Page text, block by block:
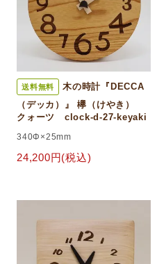
送料無料
木の時計『DECCA
（デッカ）』 欅（けやき）
クォーツ clock-d-27-keyaki
340Φ×25mm
24,200円(税込)